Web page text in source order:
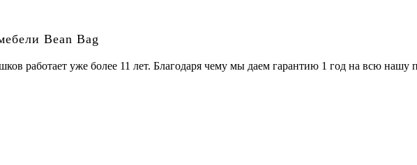
Bean Bag
работает уже более 11 лет. Благодаря чему мы даем гарантию 1 год на всю нашу